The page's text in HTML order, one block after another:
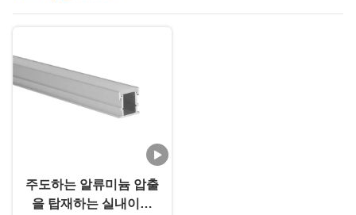
주도하는 알류미늄 압출
을 탑재하는 실내이고